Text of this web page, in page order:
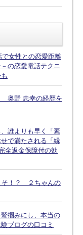
女性との恋愛距離
の恋愛電話テクニ
奥野 忠幸の経歴を
誰よりも早く「素
で満たされる「縁
全返金保障付の効
そ！？ ２ちゃんの
掴みにし、本当の
ブログの口コミ